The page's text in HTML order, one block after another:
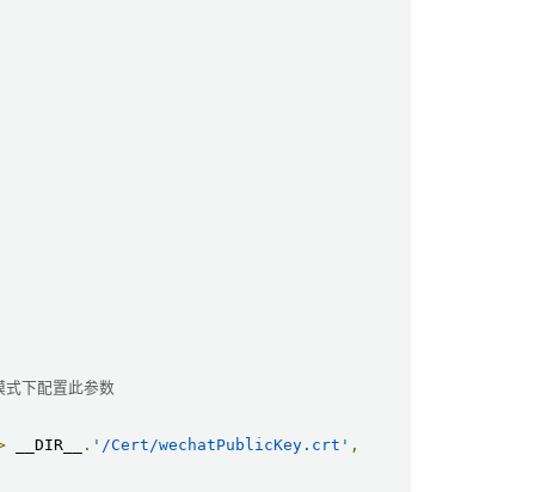
下配置此参数
__DIR__ . '/Cert/wechatPublicKey.crt' ,